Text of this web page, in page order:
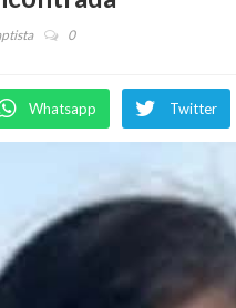
0
Whatsapp Twitter